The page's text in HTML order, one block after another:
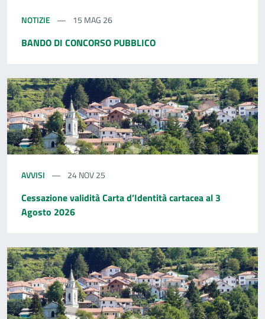
NOTIZIE 15 MAG 26
BANDO DI CONCORSO PUBBLICO
AVVISI 24 NOV 25
Cessazione validità Carta d’Identità cartacea al 3
Agosto 2026